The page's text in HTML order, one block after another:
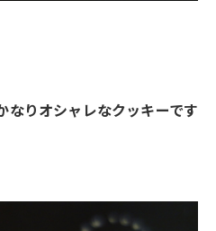
なりオシャレなクッキーです